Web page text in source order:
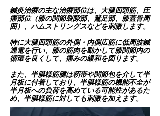
鍼灸治療の主な治療部位は​、大腿四頭筋、圧
痛部位（膝の関節裂隙部、鵞足部、膝蓋骨周
囲）、ハムストリングスなどを刺激します。
特に大腿四頭筋の外側・内側広筋に低周波鍼
通電を行い、膝の筋肉を動かして膝関節内の
循環を良くして、痛みの緩和を図ります。
また、半膜様筋腱は靭帯や関節包を介して半
月板に付着しており、半膜様筋の機能不全が
半月板への負荷を高めている可能性があるた
め、半膜様筋に対しても刺激を加えます。